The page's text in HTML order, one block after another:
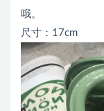
哦️。
尺寸：17cm